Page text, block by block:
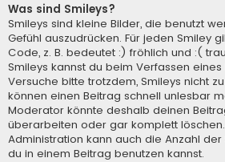
Was sind Smileys?
Smileys sind kleine Bilder, die benutzt
Gefühl auszudrücken. Für jeden Smiley
Code, z. B. bedeutet :) fröhlich und :(
Smileys kannst du beim Verfassen eines
Versuche bitte trotzdem, Smileys nicht
können einen Beitrag schnell unlesbar
Moderator könnte deshalb deinen
überarbeiten oder gar komplett
Administration kann auch die Anzahl
du in einem Beitrag benutzen kannst.